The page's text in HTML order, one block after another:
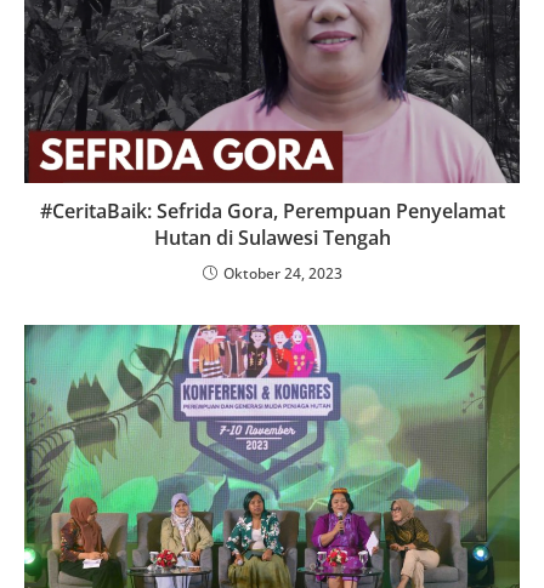
#CeritaBaik: Sefrida Gora, Perempuan Penyelamat
Hutan di Sulawesi Tengah
Oktober 24, 2023